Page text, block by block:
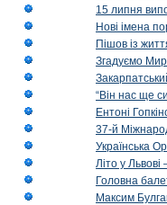
15 липня
Нові імена
Пішов із
Згадуємо
“Він нас ще
Ентоні
37-й
Українська
Літо у
Головна
Максим